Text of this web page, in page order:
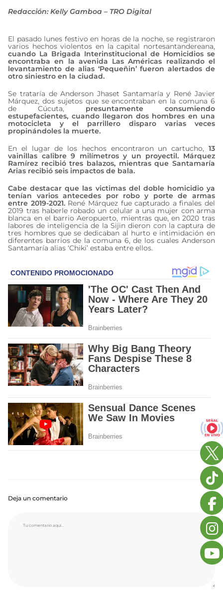
Redacción: Kelly Gamboa – TRO Digital
El pasado lunes festivo en horas de la noche, se registraron
varios hechos violentos en la capital nortesantandereana,
cuando La Brigada Interinstitucional de Homicidios se
encontraba en la avenida Las Américas realizando el
levantamiento de alias ‘Pequeñin’ fueron alertados de
otro siniestro en la ciudad.
Se trataría de Anderson Jhaset Santamaría y René Javier
Márquez, dos sujetos que se encontraban en la comuna 6
de Cúcuta, presuntamente consumiendo
estupefacientes, cuando llegaron dos hombres en una
motocicleta y el parrillero disparo varias veces
propinándoles la muerte.
En el lugar de los hechos encontraron un cartucho, 13
vainillas calibre 9 milímetros y un proyectil. Márquez
Ramírez recibió tres balazos, mientras que Santamaría
Arias recibió seis impactos de bala.
Cabe destacar que las victimas del doble homicidio ya
tenían varios antecedes por robo y porte de armas
entre 2019-2021.René Márquez fue capturado a finales del
2019 tras haberle robado un celular a una mujer con arma
blanca en el barrio Aeropuerto, mientras que, en 2020 tras
labores de inteligencia de la Sijin dieron con la captura de
tres hombres que se dedicaban al hurto e intimidación en
diferentes barrios de la comuna 6, de los cuales Anderson
Santamaría alias ‘Chiki’ estaba entre ellos.
Deja un comentario